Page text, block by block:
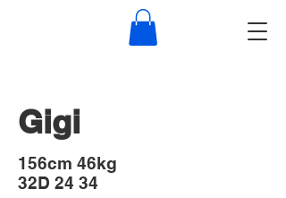
Gigi
​156cm 46kg
32D 24 34